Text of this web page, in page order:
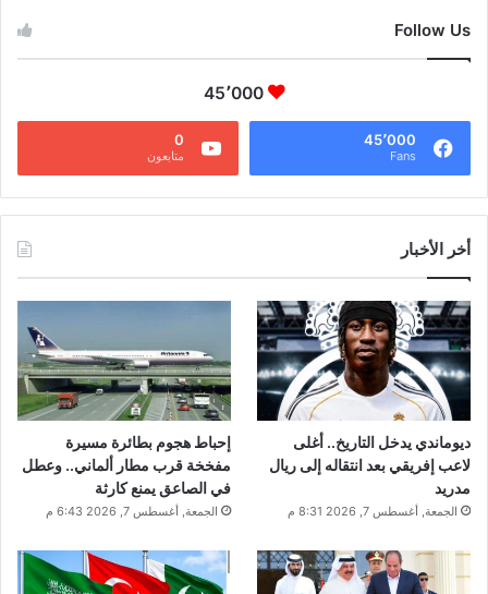
Follow Us
45٬000
45٬000
Fans
0
متابعون
أخر الأخبار
ديوماندي يدخل التاريخ.. أغلى
لاعب إفريقي بعد انتقاله إلى ريال
مدريد
الجمعة, أغسطس 7, 2026 8:31 م
إحباط هجوم بطائرة مسيرة
مفخخة قرب مطار ألماني.. وعطل
في الصاعق يمنع كارثة
الجمعة, أغسطس 7, 2026 6:43 م